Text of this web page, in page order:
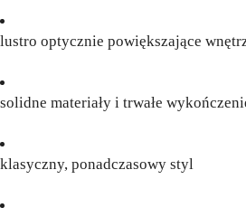
lustro optycznie powiększające
solidne materiały i trwałe
klasyczny, ponadczasowy styl